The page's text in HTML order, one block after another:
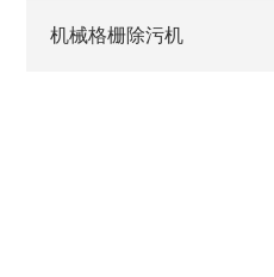
机械格栅除污机